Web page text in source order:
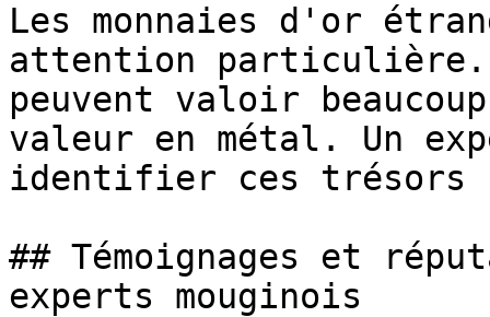
Les monnaies d'or
attention particulière.
peuvent valoir
valeur en métal. Un
identifier ces trésors
## Témoignages et
experts mouginois